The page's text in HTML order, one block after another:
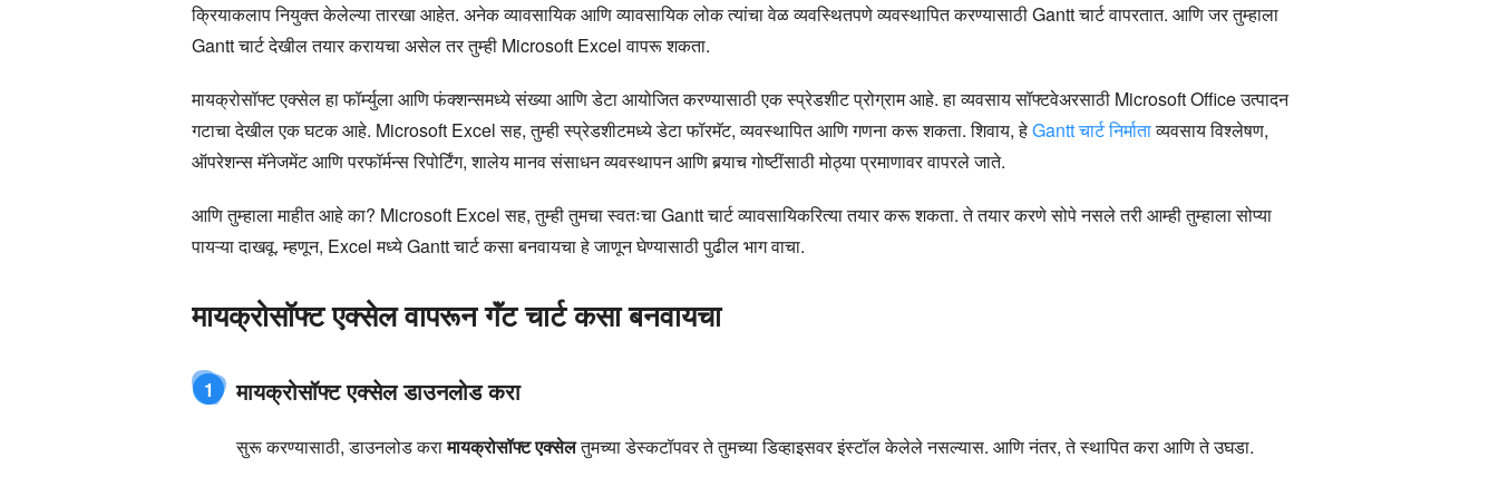
क्रियाकलाप नियुक्त केलेल्या तारखा आहेत. अनेक व्यावसायिक आणि व्यावसायिक लोक त्यांचा वेळ व्यवस्थितपणे व्यवस्थापित करण्यासाठी Gantt चार्ट वापरतात. आणि जर तुम्हाला
Gantt चार्ट देखील तयार करायचा असेल तर तुम्ही Microsoft Excel वापरू शकता.
मायक्रोसॉफ्ट एक्सेल हा फॉर्म्युला आणि फंक्शन्समध्ये संख्या आणि डेटा आयोजित करण्यासाठी एक स्प्रेडशीट प्रोग्राम आहे. हा व्यवसाय सॉफ्टवेअरसाठी Microsoft Office उत्पादन
गटाचा देखील एक घटक आहे. Microsoft Excel सह, तुम्ही स्प्रेडशीटमध्ये डेटा फॉरमॅट, व्यवस्थापित आणि गणना करू शकता. शिवाय, हेGantt चार्ट निर्माताव्यवसाय विश्लेषण,
ऑपरेशन्स मॅनेजमेंट आणि परफॉर्मन्स रिपोर्टिंग, शालेय मानव संसाधन व्यवस्थापन आणि बर्‍याच गोष्टींसाठी मोठ्या प्रमाणावर वापरले जाते.
आणि तुम्हाला माहीत आहे का? Microsoft Excel सह, तुम्ही तुमचा स्वतःचा Gantt चार्ट व्यावसायिकरित्या तयार करू शकता. ते तयार करणे सोपे नसले तरी आम्ही तुम्हाला सोप्या
पायऱ्या दाखवू. म्हणून, Excel मध्ये Gantt चार्ट कसा बनवायचा हे जाणून घेण्यासाठी पुढील भाग वाचा.
मायक्रोसॉफ्ट एक्सेल वापरून गॅंट चार्ट कसा बनवायचा
1 मायक्रोसॉफ्ट एक्सेल डाउनलोड करा
सुरू करण्यासाठी, डाउनलोड करामायक्रोसॉफ्ट एक्सेलतुमच्या डेस्कटॉपवर ते तुमच्या डिव्हाइसवर इंस्टॉल केलेले नसल्यास. आणि नंतर, ते स्थापित करा आणि ते उघडा.